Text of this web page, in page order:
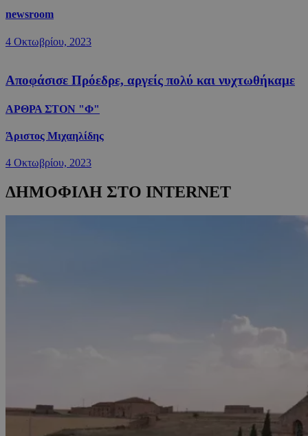
newsroom
4 Οκτωβρίου, 2023
Αποφάσισε Πρόεδρε, αργείς πολύ και νυχτωθήκαμε
ΑΡΘΡΑ ΣΤΟΝ "Φ"
Άριστος Μιχαηλίδης
4 Οκτωβρίου, 2023
ΔΗΜΟΦΙΛΗ ΣΤΟ INTERNET